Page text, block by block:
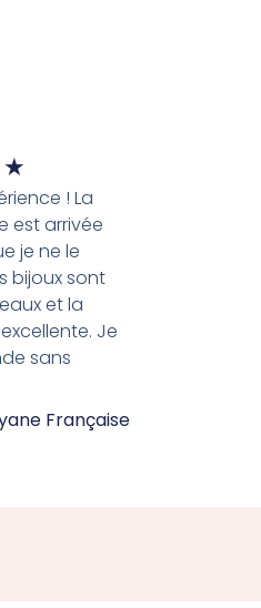
★
! La
est arrivée
je ne le
bijoux sont
et la
Je
sans
Française